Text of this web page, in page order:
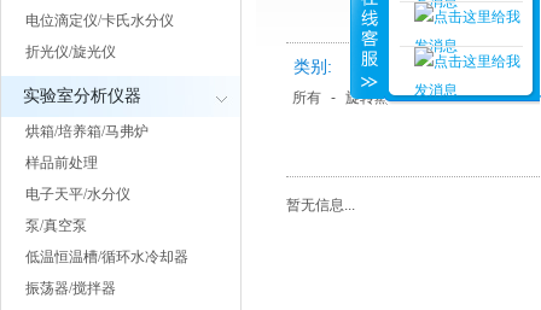
电位滴定仪/卡氏水分仪
折光仪/旋光仪
实验室分析仪器
烘箱/培养箱/马弗炉
样品前处理
电子天平/水分仪
泵/真空泵
低温恒温槽/循环水冷却器
振荡器/搅拌器
类别:
所有 - 旋转蒸发仪 - 浓缩仪 - 氮
暂无信息...